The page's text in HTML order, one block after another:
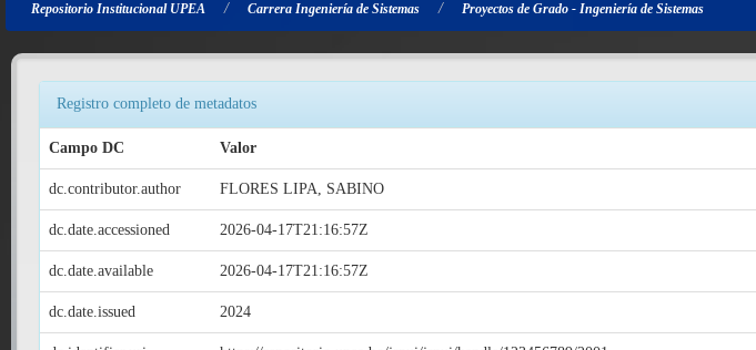
Repositorio Institucional UPEA Carrera Ingeniería de Sistemas Proyectos de Grado - Ingeniería de Sistemas
Registro completo de metadatos
Campo DC Valor
dc.contributor.author FLORES LIPA, SABINO
dc.date.accessioned 2026-04-17T21:16:57Z
dc.date.available 2026-04-17T21:16:57Z
dc.date.issued 2024